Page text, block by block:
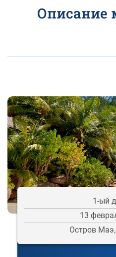
Описание
1-ый
13
Остров